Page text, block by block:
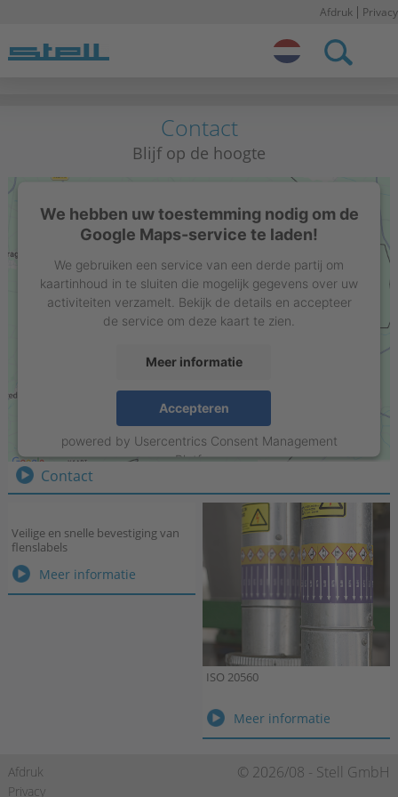
Stell NL
Afdruk Privacy
Contact
Blijf op de hoogte
We hebben uw toestemming nodig om de
Google Maps-service te laden!
We gebruiken een service van een derde partij om
kaartinhoud in te sluiten die mogelijk gegevens over uw
activiteiten verzamelt. Bekijk de details en accepteer
de service om deze kaart te zien.
Meer informatie
Accepteren
powered by Usercentrics Consent Management
Platform
Stell Sign-Projects B.V.
Weurden 78 · 7101 NL Winterswijk
+31 315 215550
Contact
Veilige en snelle bevestiging van
flenslabels
Meer informatie
en
bevestiging
ISO 20560
Meer informatie
20560
Navigatie
overslaan
Afdruk
Privacy
© 2026/08 - Stell GmbH